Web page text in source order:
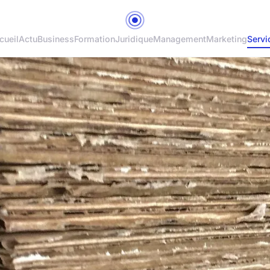
ActuBusinessFormationJuridiqueManagementMarketing